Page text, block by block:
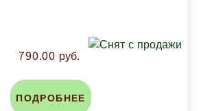
790.00 руб.
ПОДРОБНЕЕ